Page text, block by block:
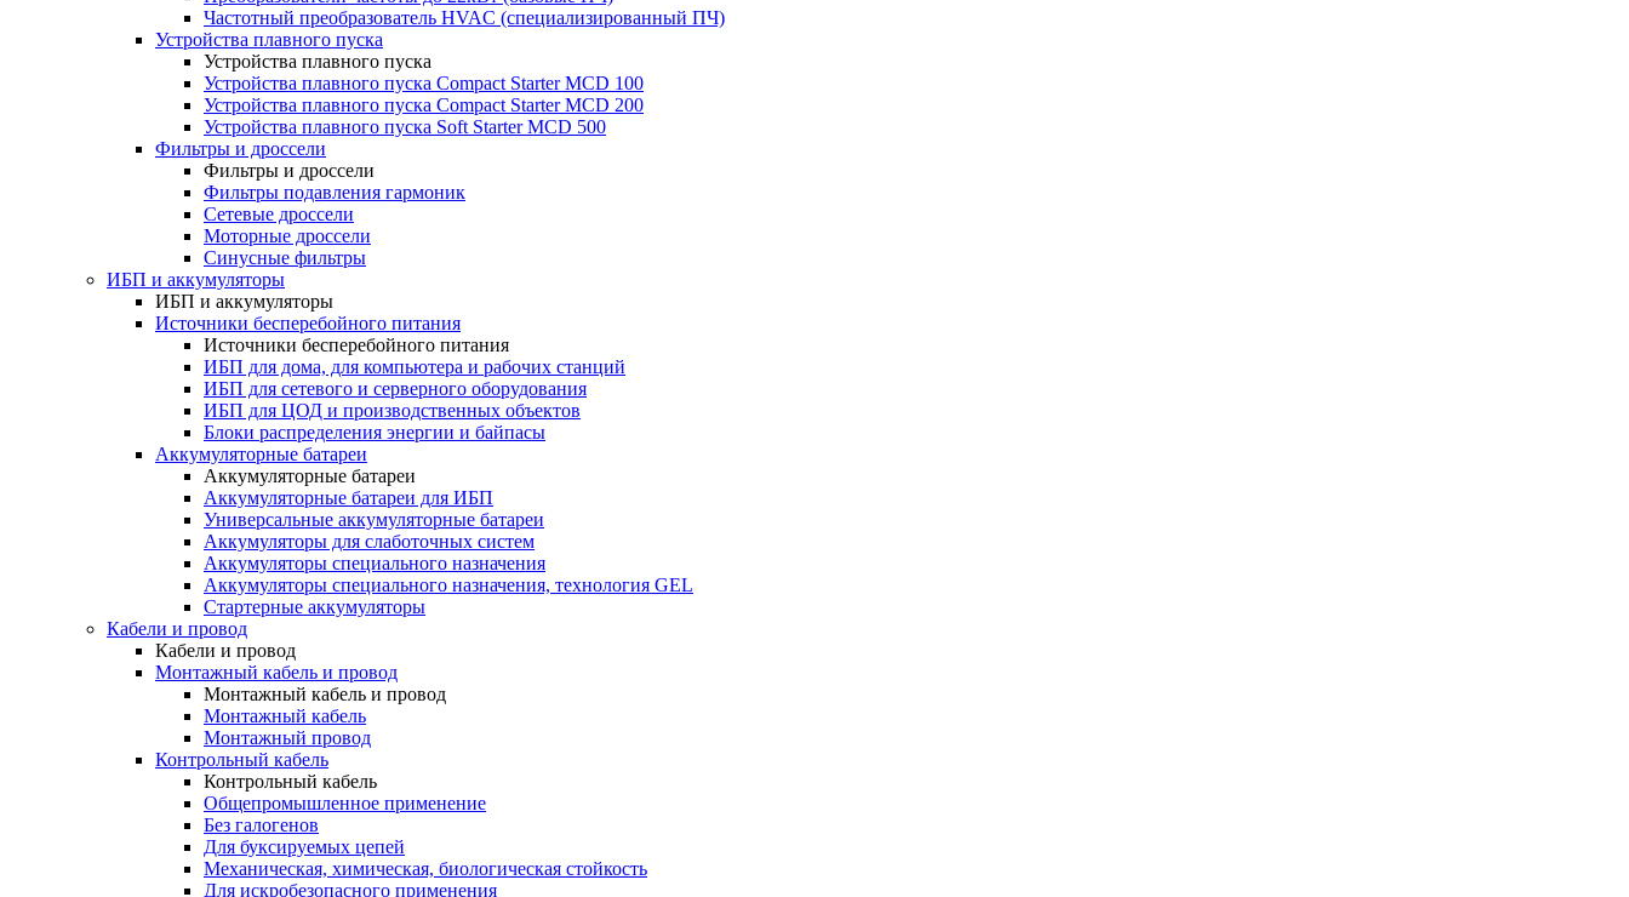
Частотный преобразователь HVAC (специализированный ПЧ)
Устройства плавного пуска
Устройства плавного пуска
Устройства плавного пуска Compact Starter MCD 100
Устройства плавного пуска Compact Starter MCD 200
Устройства плавного пуска Soft Starter MCD 500
Фильтры и дроссели
Фильтры и дроссели
Фильтры подавления гармоник
Сетевые дроссели
Моторные дроссели
Синусные фильтры
ИБП и аккумуляторы
ИБП и аккумуляторы
Источники бесперебойного питания
Источники бесперебойного питания
ИБП для дома, для компьютера и рабочих станций
ИБП для сетевого и серверного оборудования
ИБП для ЦОД и производственных объектов
Блоки распределения энергии и байпасы
Аккумуляторные батареи
Аккумуляторные батареи
Аккумуляторные батареи для ИБП
Универсальные аккумуляторные батареи
Аккумуляторы для слаботочных систем
Аккумуляторы специального назначения
Аккумуляторы специального назначения, технология GEL
Стартерные аккумуляторы
Кабели и провод
Кабели и провод
Монтажный кабель и провод
Монтажный кабель и провод
Монтажный кабель
Монтажный провод
Контрольный кабель
Контрольный кабель
Общепромышленное применение
Без галогенов
Для буксируемых цепей
Механическая, химическая, биологическая стойкость
Для искробезопасного применения